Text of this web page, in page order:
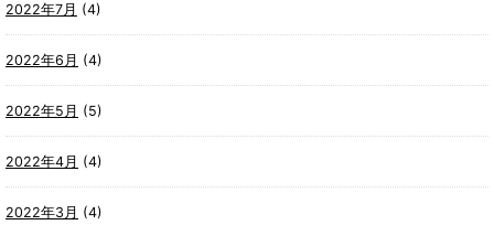
2022年7月 (4)
2022年6月 (4)
2022年5月 (5)
2022年4月 (4)
2022年3月 (4)